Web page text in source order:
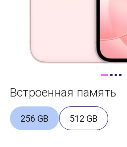
Встроенная память
256 GB 512 GB